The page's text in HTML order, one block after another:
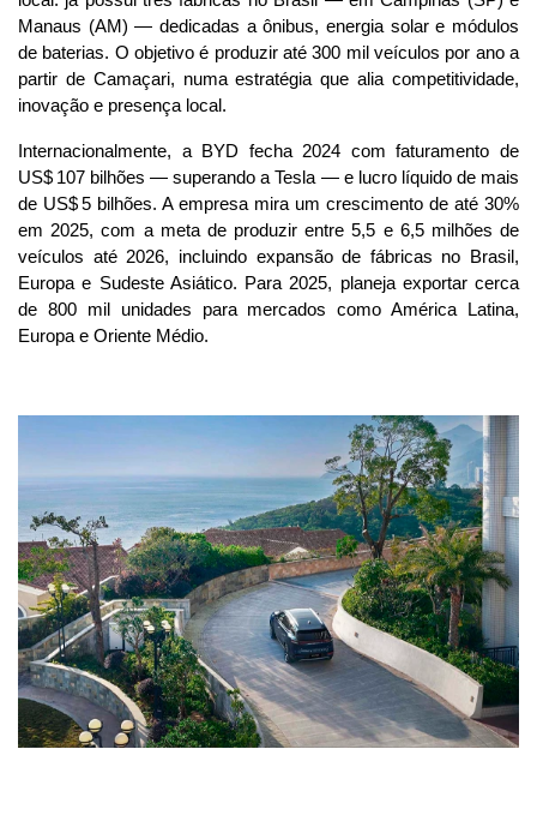
Manaus (AM) — dedicadas a ônibus, energia solar e módulos
de baterias. O objetivo é produzir até 300 mil veículos por ano a
partir de Camaçari, numa estratégia que alia competitividade,
inovação e presença local.
Internacionalmente, a BYD fecha 2024 com faturamento de
US$ 107 bilhões — superando a Tesla — e lucro líquido de mais
de US$ 5 bilhões. A empresa mira um crescimento de até 30%
em 2025, com a meta de produzir entre 5,5 e 6,5 milhões de
veículos até 2026, incluindo expansão de fábricas no Brasil,
Europa e Sudeste Asiático. Para 2025, planeja exportar cerca
de 800 mil unidades para mercados como América Latina,
Europa e Oriente Médio.